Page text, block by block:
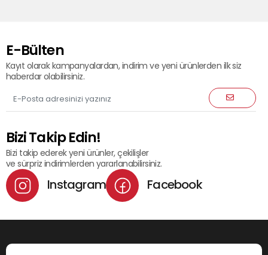
E-Bülten
Kayıt olarak kampanyalardan, indirim ve yeni ürünlerden ilk siz
haberdar olabilirsiniz.
Bizi Takip Edin!
Bizi takip ederek yeni ürünler, çekilişler
ve sürpriz indirimlerden yararlanabilirsiniz.
Instagram Facebook